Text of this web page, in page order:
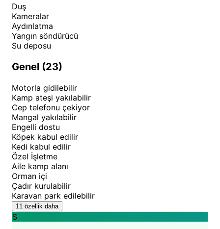
anılarının vazgeçilmez bir parçası haline geliyor.
Aynı zamanda meyhanesinde taze deniz ürünleri ve
Ege'nin geleneksel yemekleri tadılabiliyor. Özellikle
servis edilmesi, bölgenin en özel deneyimlerinden
biri.
Duş
Kameralar
Aydınlatma
Yangın söndürücü
Su deposu
Genel (23)
Motorla gidilebilir
Kamp ateşi yakılabilir
Cep telefonu çekiyor
Mangal yakılabilir
Engelli dostu
Köpek kabul edilir
Kedi kabul edilir
Özel İşletme
Aile kamp alanı
Orman içi
Çadır kurulabilir
Karavan park edilebilir
11 özellik daha
S